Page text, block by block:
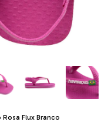
Rosa Flux Branco